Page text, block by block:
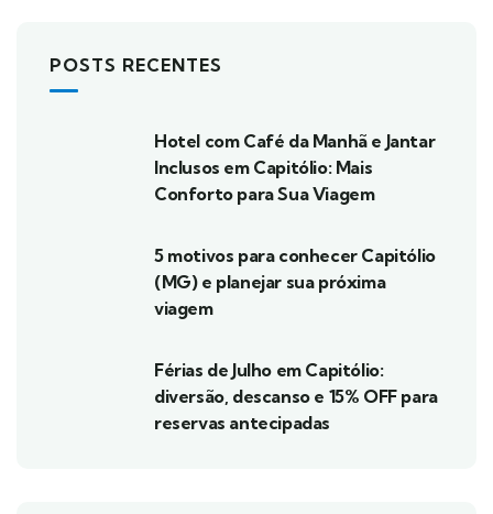
POSTS RECENTES
Hotel com Café da Manhã e Jantar
Inclusos em Capitólio: Mais
Conforto para Sua Viagem
5 motivos para conhecer Capitólio
(MG) e planejar sua próxima
viagem
Férias de Julho em Capitólio:
diversão, descanso e 15% OFF para
reservas antecipadas